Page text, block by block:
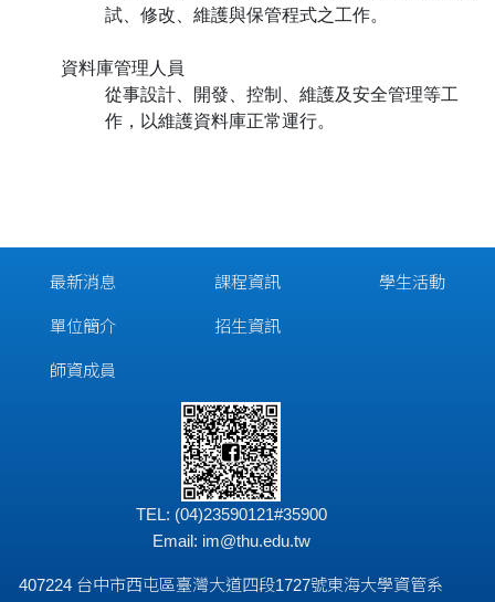
試、修改、維護與保管程式之工作。
資料庫管理人員
從事設計、開發、控制、維護及安全管理等工
作，以維護資料庫正常運行。
最新消息
單位簡介
師資成員
課程資訊
招生資訊
學生活動
TEL: (04)23590121#35900
Email: im@thu.edu.tw
407224 台中市西屯區臺灣大道四段1727號東海大學資管系